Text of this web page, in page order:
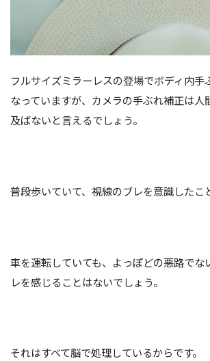
フルサイズミラーレスの登場でボディ内手
なっていますが、カメラの手ぶれ補正は人
及ばないと言えるでしょう。
普段歩いていて、視線のブレを意識したこ
車を運転していても、よっぽどの悪路でな
レを感じることはないでしょう。
それはすべて脳で処理しているからです。